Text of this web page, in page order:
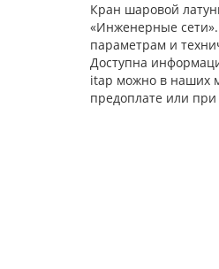
Кран шаровой
«Инженерные сети».
параметрам и
Доступна
itap можно в наших
предоплате или